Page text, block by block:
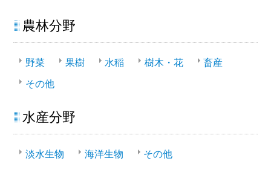
農林分野
野菜 果樹 水稲 樹木・花 畜産
その他
水産分野
淡水生物 海洋生物 その他